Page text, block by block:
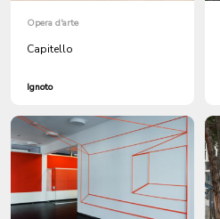
Opera d'arte
Capitello
Ignoto